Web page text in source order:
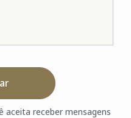
aceita receber mensagens